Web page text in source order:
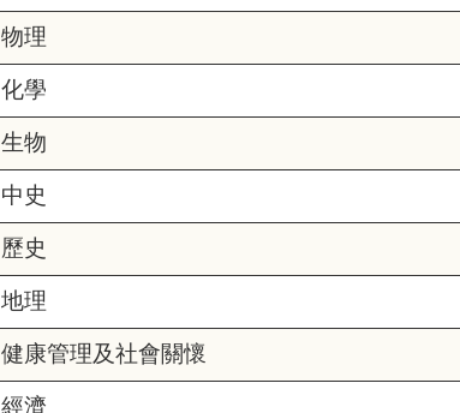
物理
化學
生物
中史
歷史
地理
健康管理及社會關懷
經濟